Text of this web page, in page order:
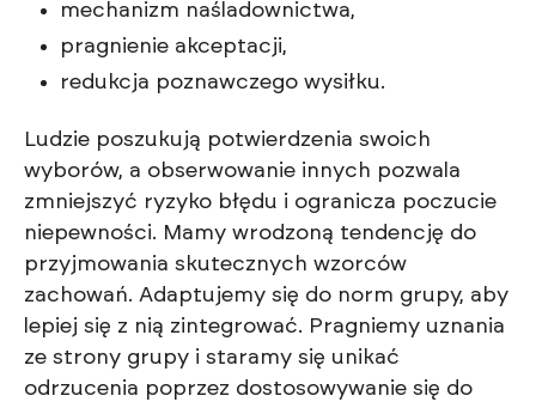
mechanizm naśladownictwa,
pragnienie akceptacji,
redukcja poznawczego wysiłku.
Ludzie poszukują potwierdzenia swoich
wyborów, a obserwowanie innych pozwala
zmniejszyć ryzyko błędu i ogranicza poczucie
niepewności. Mamy wrodzoną tendencję do
przyjmowania skutecznych wzorców
zachowań. Adaptujemy się do norm grupy, aby
lepiej się z nią zintegrować. Pragniemy uznania
ze strony grupy i staramy się unikać
odrzucenia poprzez dostosowywanie się do